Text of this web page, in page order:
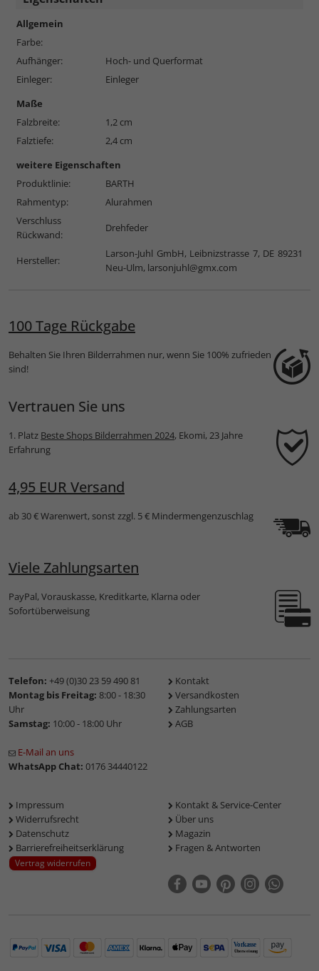
Allgemein
Farbe:
Aufhänger:
Hoch- und Querformat
Einleger:
Einleger
Maße
Falzbreite:
1,2 cm
Falztiefe:
2,4 cm
weitere Eigenschaften
Produktlinie:
BARTH
Rahmentyp:
Alurahmen
Verschluss
Rückwand:
Drehfeder
Hersteller:
Larson-Juhl GmbH, Leibnizstrasse 7, DE 89231
Neu-Ulm, larsonjuhl@gmx.com
100 Tage Rückgabe
Behalten Sie Ihren Bilderrahmen nur, wenn Sie 100% zufrieden
sind!
Vertrauen Sie uns
1. Platz Beste Shops Bilderrahmen 2024, Ekomi, 23 Jahre
Erfahrung
4,95 EUR Versand
ab 30 € Warenwert, sonst zzgl. 5 € Mindermengenzuschlag
Viele Zahlungsarten
PayPal, Vorauskasse, Kreditkarte, Klarna oder
Sofortüberweisung
Telefon: +49 (0)30 23 59 490 81
Montag bis Freitag: 8:00 - 18:30
Uhr
Samstag: 10:00 - 18:00 Uhr
E-Mail an uns
WhatsApp Chat: 0176 34440122
Kontakt
Versandkosten
Zahlungsarten
AGB
Impressum
Widerrufsrecht
Datenschutz
Barrierefreiheitserklärung
Vertrag widerrufen
Kontakt & Service-Center
Über uns
Magazin
Fragen & Antworten